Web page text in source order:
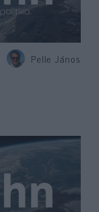
Pelle János